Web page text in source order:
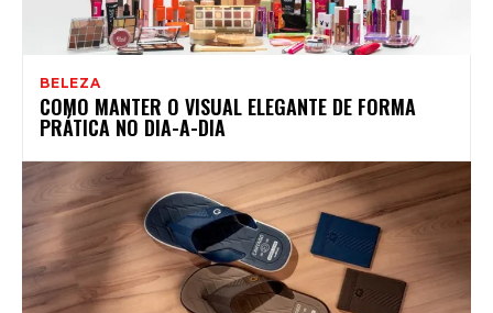
BELEZA
COMO MANTER O VISUAL ELEGANTE DE FORMA
PRÁTICA NO DIA-A-DIA